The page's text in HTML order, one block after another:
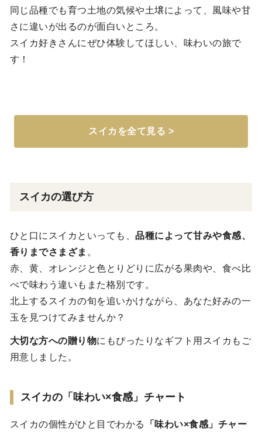
同じ品種でも育つ土地の気候や土壌によって、風味や甘
さに違いが出るのが面白いところ。
スイカ好きさんにぜひ体験してほしい、味わいの旅で
す！
スイカを全て見る >
スイカの選び方
ひと口にスイカといっても、品種によって甘みや食感、
香りまでさまざま 。
赤、黄、オレンジと色とりどりに広がる果肉や、食べ比
べで味わう違いもまた格別です。
北上するスイカの旬を追いかけながら、あなた好みの一
玉を見つけてみませんか？
大切な方への贈り物にもぴったりなギフト用スイカもご
用意しました。
スイカの「味わい×食感」チャート
スイカの個性がひと目でわかる
「味わい×食感」チャー